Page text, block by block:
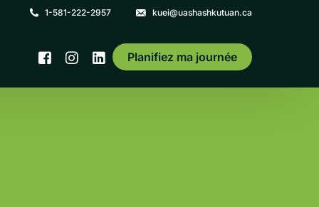
1-581-222-2957 kuei@uashashkutuan.ca
Planifiez ma journée